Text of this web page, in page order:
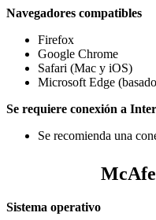
Navegadores compatibles
Firefox
Google Chrome
Safari (Mac y iOS)
Microsoft Edge
Se requiere conexión a
Se recomienda una
Sistema operativo